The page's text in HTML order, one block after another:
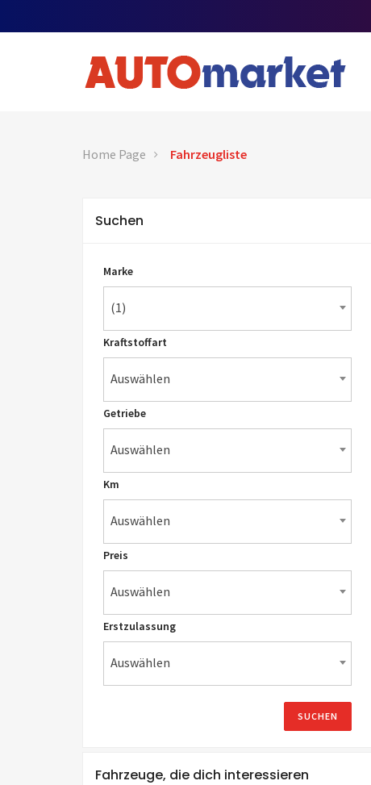
Home Page Fahrzeugliste
Suchen
Marke
(1)
Kraftstoffart
Auswählen
Getriebe
Auswählen
Km
Auswählen
Preis
Auswählen
Erstzulassung
Auswählen
Fahrzeuge, die dich interessieren